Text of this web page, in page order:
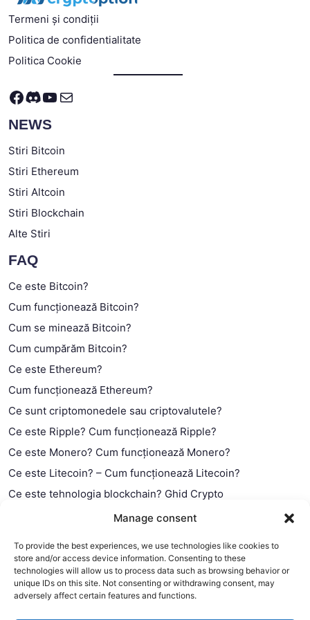
Manage consent
To provide the best experiences, we use technologies like cookies to
store and/or access device information. Consenting to these
technologies will allow us to process data such as browsing behavior or
unique IDs on this site. Not consenting or withdrawing consent, may
adversely affect certain features and functions.
Termeni și condiții
Politica de confidentialitate
Politica Cookie
Facebook
Discord
YouTube
Mail
NEWS
Stiri Bitcoin
Stiri Ethereum
Stiri Altcoin
Stiri Blockchain
Alte Stiri
FAQ
Ce este Bitcoin?
Cum funcționează Bitcoin?
Cum se minează Bitcoin?
Cum cumpărăm Bitcoin?
Ce este Ethereum?
Cum funcționează Ethereum?
Ce sunt criptomonedele sau criptovalutele?
Ce este Ripple? Cum funcționează Ripple?
Ce este Monero? Cum funcționează Monero?
Ce este Litecoin? – Cum funcționează Litecoin?
Ce este tehnologia blockchain? Ghid Crypto
Ce este contractul smart?